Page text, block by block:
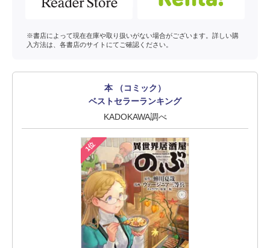
※書店によって現在在庫や取り扱いがない場合がございます。詳しい購
入方法は、各書店のサイトにてご確認ください。
本 （コミック）
ベストセラーランキング
KADOKAWA調べ
1位